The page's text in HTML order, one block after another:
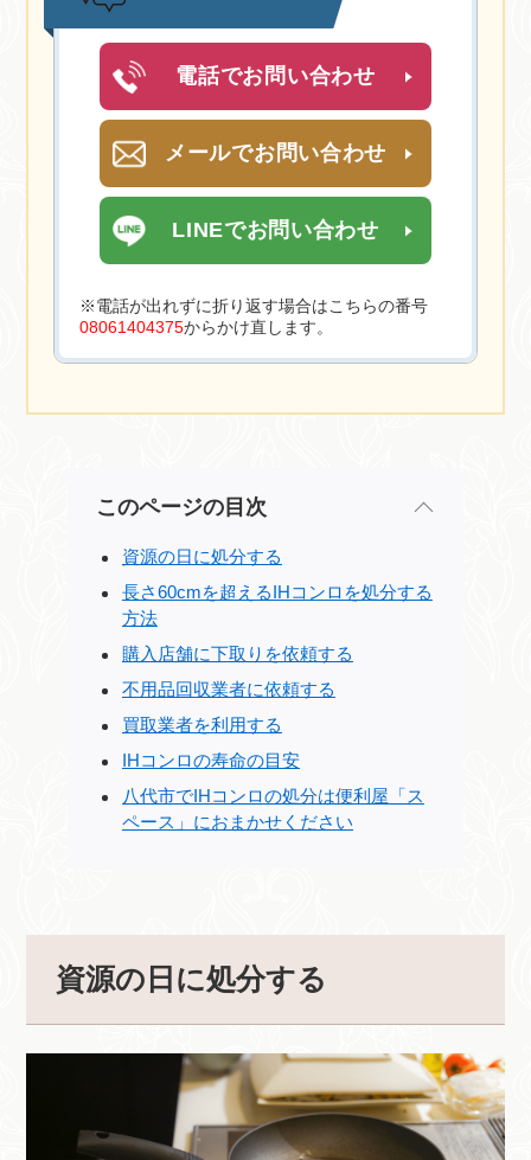
電話でお問い合わせ
メールでお問い合わせ
LINEでお問い合わせ
※電話が出れずに折り返す場合はこちらの番号
08061404375からかけ直します。
このページの目次
資源の日に処分する
長さ60cmを超えるIHコンロを処分する
方法
購入店舗に下取りを依頼する
不用品回収業者に依頼する
買取業者を利用する
IHコンロの寿命の目安
八代市でIHコンロの処分は便利屋「ス
ペース」におまかせください
資源の日に処分する